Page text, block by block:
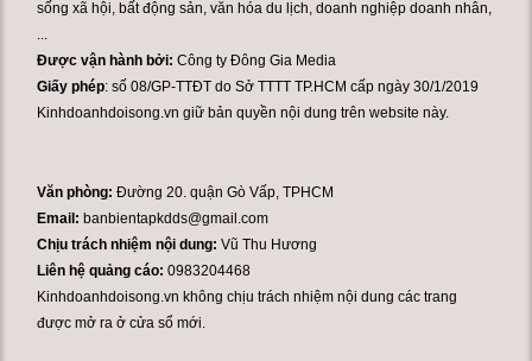
sống xã hội, bất động sản, văn hóa du lịch, doanh nghiệp doanh nhân,
Được vận hành bởi:Công ty Đông Gia Media
Giấy phép: số 08/GP-TTĐT do Sở TTTT TP.HCM cấp ngày 30/1/2019
Kinhdoanhdoisong.vn giữ bản quyền nội dung trên website này.
Văn phòng:Đường 20. quận Gò Vấp, TPHCM
Email: banbientapkdds@gmail.com
Chịu trách nhiệm nội dung: Vũ Thu Hương
Liên hệ quảng cáo:0983204468
Kinhdoanhdoisong.vn không chịu trách nhiệm nội dung các trang
được mở ra ở cửa sổ mới.